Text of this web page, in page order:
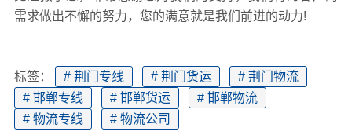
需求做出不懈的努力，您的满意就是我们前进的动力!
标签： # 荆门专线 # 荆门货运
# 荆门物流
# 邯郸专线
# 邯郸货运
# 邯郸物流
# 物流专线
# 物流公司